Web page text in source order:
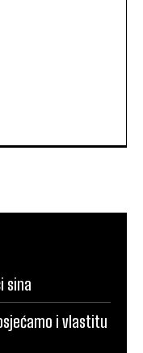
sina
osjećamo i vlastitu